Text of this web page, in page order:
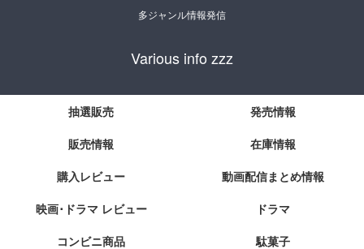
多ジャンル情報発信
Various info zzz
抽選販売
発売情報
販売情報
在庫情報
購入レビュー
動画配信まとめ情報
映画･ドラマ レビュー
ドラマ
コンビニ商品
駄菓子